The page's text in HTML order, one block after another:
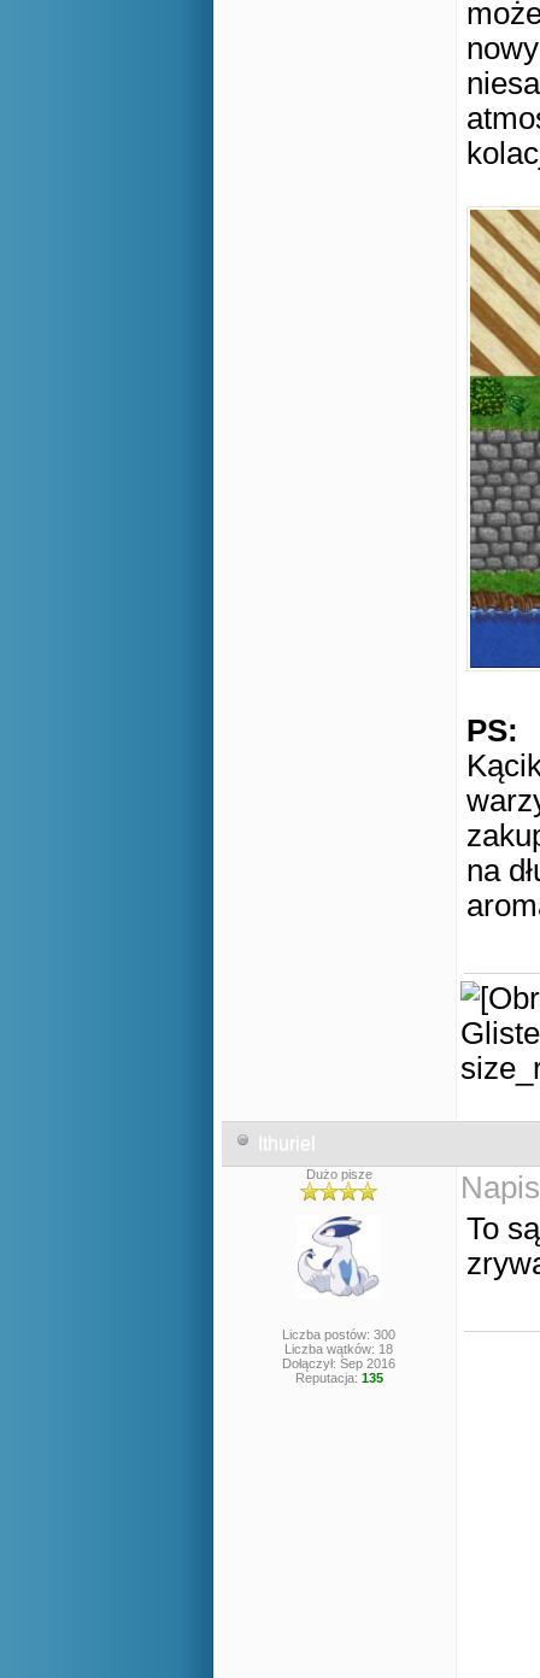
PS:
na
Ithuriel
Dużo pisze
Liczba postów: 300
Liczba wątków: 18
Dołączył: Sep 2016
Reputacja: 135
To